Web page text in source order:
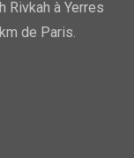
Rivkah à Yerres
de Paris.